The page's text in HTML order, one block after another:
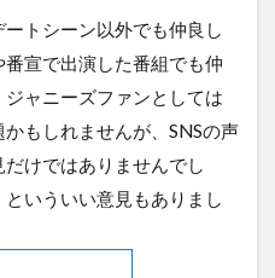
トシーン以外でも仲良し
宣で出演した番組でも仲
ャニーズファンとしては
もしれませんが、SNSの声
けではありませんでし
いういい意見もありまし